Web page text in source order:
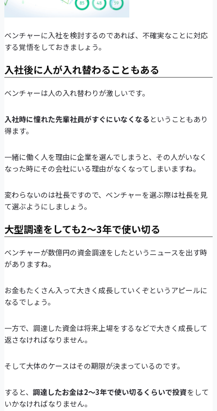
ベンチャーに入社を検討するのであれば、不確実なことに対応
する覚悟をしておきましょう。
入社後に人が入れ替わることもある
ベンチャーは人の入れ替わりが激しいです。
入社時に憧れた先輩社員がすぐにいなくなる ということもあり
得ます。
一緒に働く人を理由に企業を選んでしまうと、その人がいなく
なった時にその会社にいる理由がなくなってしまいますね。
変わらないのは社長ですので、ベンチャーを選ぶ際は社長を見
て選ぶようにしましょう。
大型調達をしても2～3年で使い切る
ベンチャーが数億円の資金調達をしたというニュースを出す時
がありますね。
お金もたくさん入って大きく成長していくぞというアピールに
なるでしょう。
一方で、調達した資金は将来上場をするなどで大きく成長して
返さなければなりません。
そして大体のケースはその期限が決まっているのです。
すると、 調達したお金は2～3年で使い切るくらいで投資をして
いかなければなりません。